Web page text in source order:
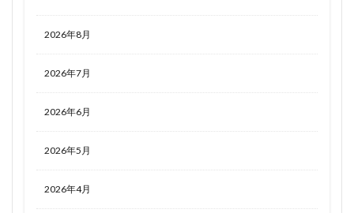
2026年8月
2026年7月
2026年6月
2026年5月
2026年4月